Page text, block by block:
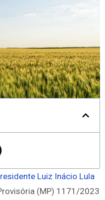
Luiz Inácio Lula
(MP) 1171/2023